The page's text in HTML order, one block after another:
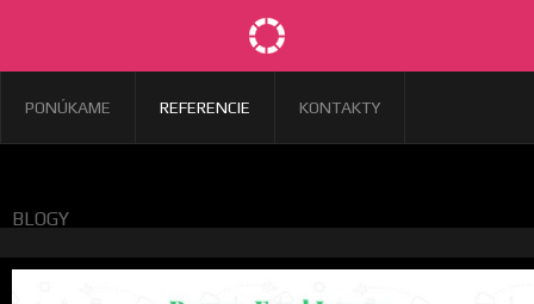
PONÚKAME REFERENCIE KONTAKTY
BLOGY